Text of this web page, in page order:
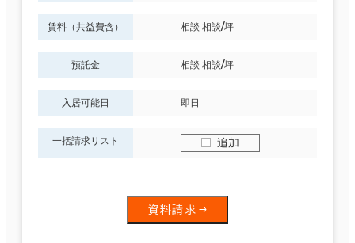
賃料（共益費含） 相談 相談/坪
預託金 相談 相談/坪
入居可能日 即日
一括請求リスト 追加
資料請求